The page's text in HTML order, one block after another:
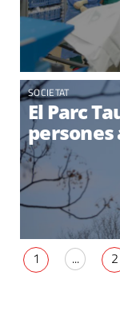
SOCIETAT
El Parc
persones
1 ... 2